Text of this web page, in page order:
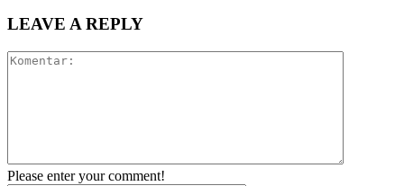
LEAVE A REPLY
Please enter your comment!